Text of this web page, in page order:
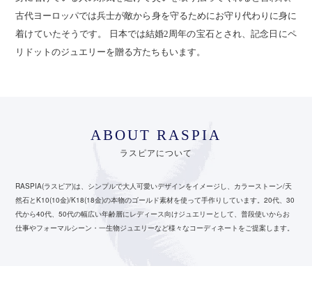
古代ヨーロッパでは兵士が敵から身を守るためにお守り代わりに身に
着けていたそうです。 日本では結婚2周年の宝石とされ、記念日にペ
リドットのジュエリーを贈る方たちもいます。
ABOUT RASPIA
ラスピアについて
RASPIA(ラスピア)は、シンプルで大人可愛いデザインをイメージし、カラーストーン/天
然石とK10(10金)/K18(18金)の本物のゴールド素材を使って手作りしています。20代、30
代から40代、50代の幅広い年齢層にレディース向けジュエリーとして、普段使いからお
仕事やフォーマルシーン・一生物ジュエリーなど様々なコーディネートをご提案します。